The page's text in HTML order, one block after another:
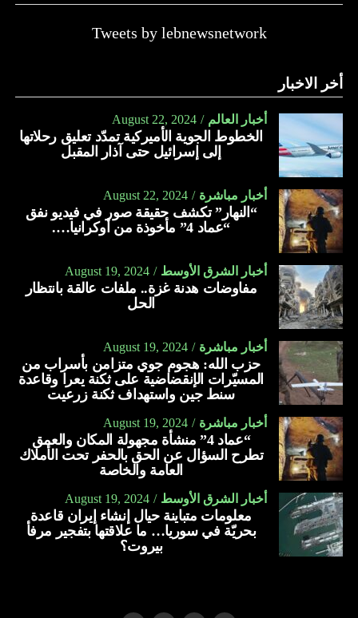
Tweets by lebnewsnetwork
أخر الاخبار
أخبار العالم August 22, 2024
الخطوط الجوية الأميركية تمدّد تعليق رحلاتها
إلى إسرائيل حتى آذار المقبل
أخبار مباشرة August 22, 2024
“النهار” تكشف حقيقة صور في فيديو نفق
“عماد 4” مأخوذة من أوكرانيا….
أخبار الشرق الأوسط August 19, 2024
مفاوضات هدنة غزة.. ملفات عالقة بانتظار
الحل
أخبار مباشرة August 19, 2024
حزب الله: هجوم جوي متزامن بأسراب من
المسيّرات الإنقضاضية على ثكنة يعرا وقاعدة
سنط جين واستهداف ثكنة زرعيت
أخبار مباشرة August 19, 2024
“عماد 4” منشأة مجهولة المكان والعمق
تطرح السؤال عن الحق بالحفر تحت الأملاك
العامة والخاصة
أخبار الشرق الأوسط August 19, 2024
معلومات متباينة حيال إنشاء إيران قاعدة
بحريّة في سوريا… ما علاقتها بتفجير مرفأ
بيروت؟